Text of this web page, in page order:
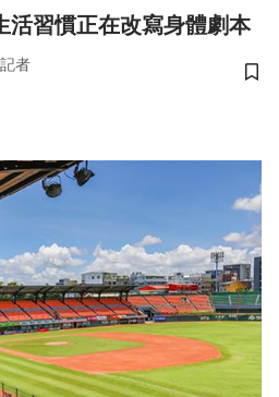
命運 你的生活習慣正在改寫身體劇本
者
儲